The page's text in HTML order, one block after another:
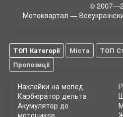
©
Мотоквартал —
ТОП Категорії Міста ТОП
Пропозиції
Наклейки на мопед
Карбюратор дельта
Акумулятор до
мотоцикла